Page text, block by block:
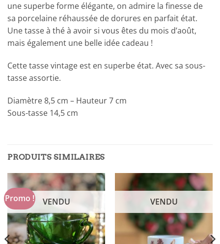
une superbe forme élégante, on admire la finesse de
sa porcelaine réhaussée de dorures en parfait état.
Une tasse à thé à avoir si vous êtes du mois d’août,
mais également une belle idée cadeau !
Cette tasse vintage est en superbe état. Avec sa sous-
tasse assortie.
Diamètre 8,5 cm – Hauteur 7 cm
Sous-tasse 14,5 cm
PRODUITS SIMILAIRES
Promo ! VENDU VENDU